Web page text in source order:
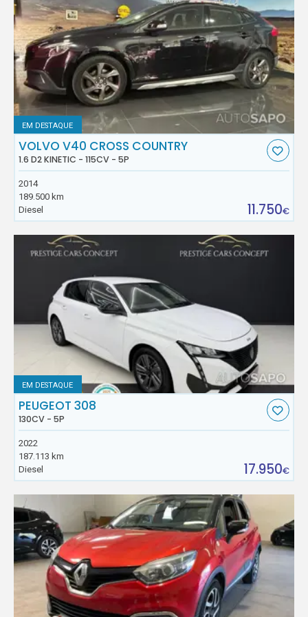
EM DESTAQUE
VOLVO V40 CROSS COUNTRY
1.6 D2 KINETIC - 115CV - 5P
2014
189.500 km
Diesel
11.750€
EM DESTAQUE
PEUGEOT 308
130CV - 5P
2022
187.113 km
Diesel
17.950€